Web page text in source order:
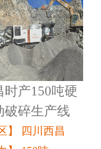
时产150吨硬
破碎生产线
】 四川西昌